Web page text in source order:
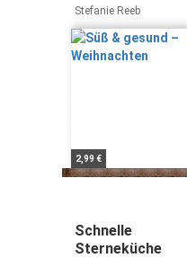
Stefanie Reeb
2,99 €
Schnelle
Sterneküche